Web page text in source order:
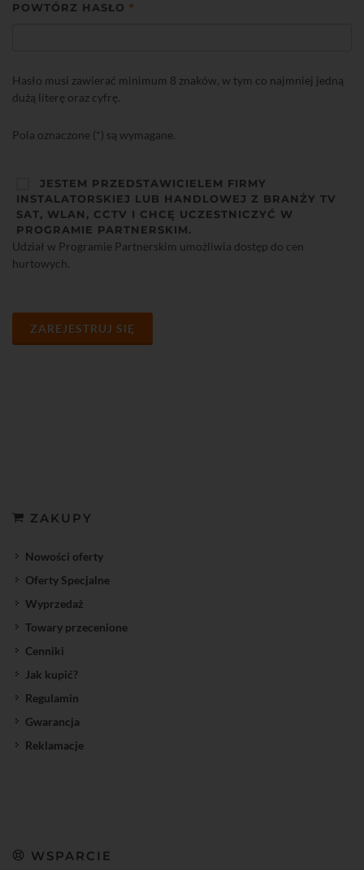
POWTÓRZ HASŁO *
Hasło musi zawierać minimum 8 znaków, w tym co najmniej jedną
dużą literę oraz cyfrę.
Pola oznaczone (*) są wymagane.
JESTEM PRZEDSTAWICIELEM FIRMY
INSTALATORSKIEJ LUB HANDLOWEJ Z BRANŻY TV
SAT, WLAN, CCTV I CHCĘ UCZESTNICZYĆ W
PROGRAMIE PARTNERSKIM.
Udział w Programie Partnerskim umożliwia dostęp do cen
hurtowych.
ZAREJESTRUJ SIĘ
ZAKUPY
Nowości oferty
Oferty Specjalne
Wyprzedaż
Towary przecenione
Cenniki
Jak kupić?
Regulamin
Gwarancja
Reklamacje
WSPARCIE